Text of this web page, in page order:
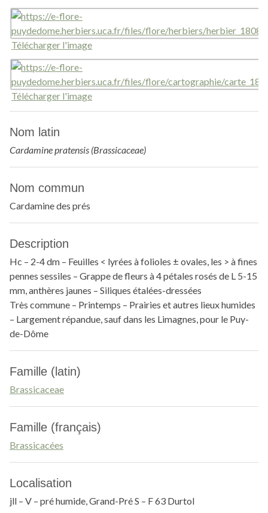
Télécharger l'image
Télécharger l'image
Nom latin
Cardamine pratensis (Brassicaceae)
Nom commun
Cardamine des prés
Description
Hc – 2-4 dm – Feuilles < lyrées à folioles ± ovales, les > à fines
pennes sessiles – Grappe de fleurs à 4 pétales rosés de L 5-15
mm, anthères jaunes – Siliques étalées-dressées
Très commune – Printemps – Prairies et autres lieux humides
– Largement répandue, sauf dans les Limagnes, pour le Puy-
de-Dôme
Famille (latin)
Brassicaceae
Famille (français)
Brassicacées
Localisation
jll – V – pré humide, Grand-Pré S – F 63 Durtol